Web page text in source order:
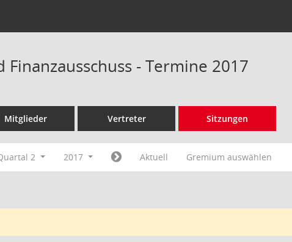
Finanzausschuss - Termine 2017
Mitglieder Vertreter Sitzungen
2 2017 Aktuell Gremium auswählen